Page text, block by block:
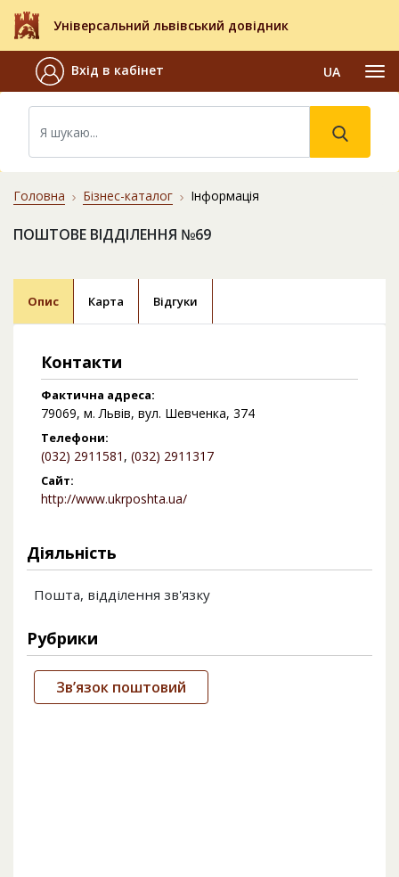
Універсальний львівський довідник
Вхід в кабінет UA
Головна Бізнес-каталог Інформація
ПОШТОВЕ ВІДДІЛЕННЯ №69
Опис Карта Відгуки
Контакти
Фактична адреса:
79069, м. Львів, вул. Шевченка, 374
Телефони:
(032) 2911581 , (032) 2911317
Сайт:
http://www.ukrposhta.ua/
Діяльність
Пошта, відділення зв'язку
Рубрики
Зв’язок поштовий